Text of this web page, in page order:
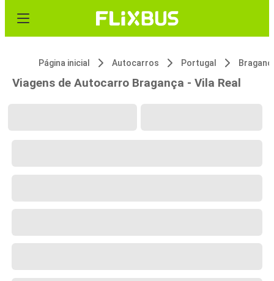
Página inicial Autocarros Portugal
Viagens de Autocarro Bragança - Vila Real